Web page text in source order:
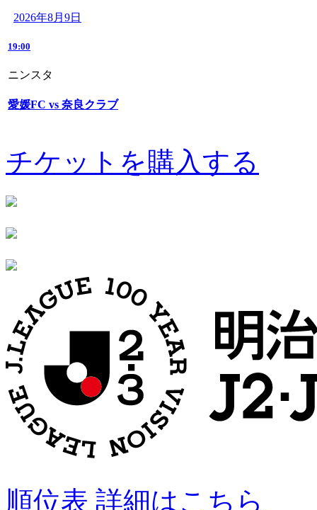
2026年8月9日
19:00
ニンスタ
愛媛FC vs 奈良クラブ
チケットを購入する
順位表 詳細はこちら